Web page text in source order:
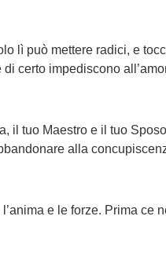
lì può mettere radici, e
certo impediscono
il tuo Maestro e il tuo
alla
e le forze. Prima ce